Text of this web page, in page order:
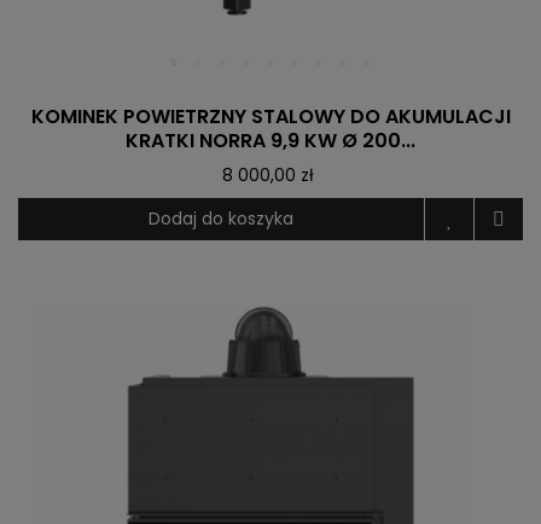
KOMINEK POWIETRZNY STALOWY DO AKUMULACJI
KRATKI NORRA 9,9 KW Ø 200...
8 000,00 zł
Dodaj do koszyka